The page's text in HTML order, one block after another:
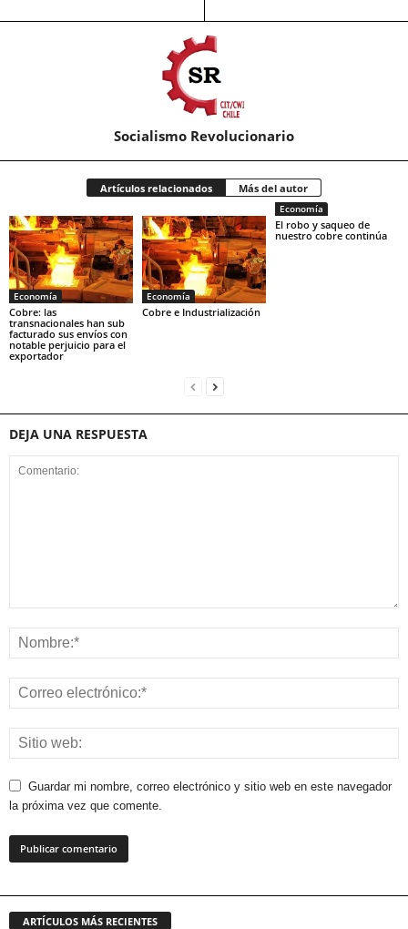
Socialismo Revolucionario
Artículos relacionados Más del autor
Economía
Cobre: las
transnacionales han sub
facturado sus envíos con
notable perjuicio para el
exportador
Economía
Cobre e Industrialización
Economía
El robo y saqueo de
nuestro cobre continúa
DEJA UNA RESPUESTA
Guardar mi nombre, correo electrónico y sitio web en este navegador
la próxima vez que comente.
ARTÍCULOS MÁS RECIENTES